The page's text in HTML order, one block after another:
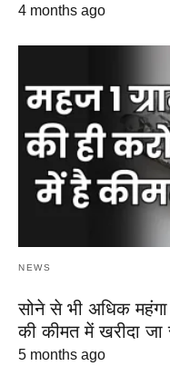
4 months ago
NEWS
सोने से भी अधिक महंगा
की कीमत में खरीदा
5 months ago